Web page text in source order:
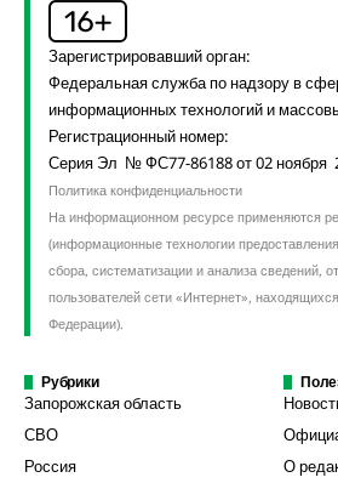
Зарегистрировавший орган:
Федеральная служба по надзору в
информационных технологий и
Регистрационный номер:
Серия Эл № ФС77-86188 от 02 ноября
Политика конфиденциальности
На информационном ресурсе применяются
(информационные технологии
сбора, систематизации и анализа сведений,
пользователей сети «Интернет»,
Федерации).
Рубрики
Запорожская область
СВО
Россия
О